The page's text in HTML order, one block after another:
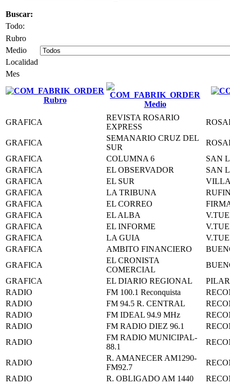
Buscar:
Todo:
Rubro
Medio
Localidad
Mes
Rubro Medio
GRAFICA
REVISTA ROSARIO
EXPRESS
GRAFICA
SEMANARIO CRUZ DEL
SUR
GRAFICA
COLUMNA 6
SAN
GRAFICA
EL OBSERVADOR
SAN
GRAFICA
EL SUR
GRAFICA
LA TRIBUNA
GRAFICA
EL CORREO
GRAFICA
EL ALBA
GRAFICA
EL INFORME
GRAFICA
LA GUIA
GRAFICA
AMBITO FINANCIERO
GRAFICA
EL CRONISTA
COMERCIAL
GRAFICA
EL DIARIO REGIONAL
PILAR
RADIO
FM 100.1 Reconquista
RADIO
FM 94.5 R. CENTRAL
RADIO
FM IDEAL 94.9 MHz
RADIO
FM RADIO DIEZ 96.1
RADIO
FM RADIO MUNICIPAL-
88.1
RADIO
R. AMANECER AM1290-
FM92.7
RADIO
R. OBLIGADO AM 1440